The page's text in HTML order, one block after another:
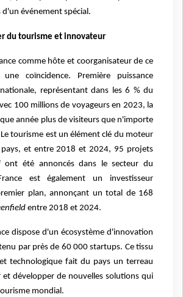
événement spécial.
du tourisme et innovateur
comme hôte et coorganisateur de ce
coïncidence. Première puissance
représentant dans les 6 % du
100 millions de voyageurs en 2023, la
année plus de visiteurs que n'importe
tourisme est un élément clé du moteur
et entre 2018 et 2024, 95 projets
ont été annoncés dans le secteur du
est également un investisseur
plan, annonçant un total de 168
entre 2018 et 2024.
dispose d'un écosystème d'innovation
par près de 60 000 startups. Ce tissu
technologique fait du pays un terreau
et développer de nouvelles solutions qui
mondial.